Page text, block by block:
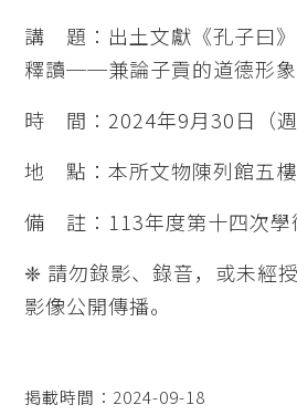
講 題：出土文獻《孔子曰
釋讀──兼論子貢的道德形象
時 間：2024年9月30日（
地 點：本所文物陳列館五
備 註：113年度第十四次學
❈ 請勿錄影、錄音，或未經
影像公開傳播。
掲載時間：2024-09-18